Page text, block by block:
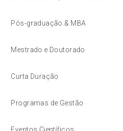
Pós-graduação & MBA
Mestrado e Doutorado
Curta Duração
Programas de Gestão